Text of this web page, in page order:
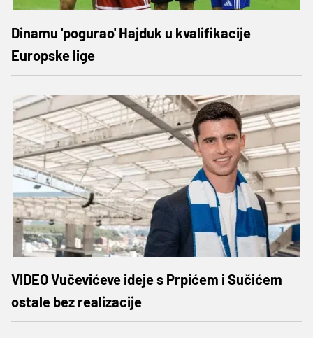
Dinamu 'pogurao' Hajduk u kvalifikacije
Europske lige
VIDEO Vučevićeve ideje s Prpićem i Sučićem
ostale bez realizacije